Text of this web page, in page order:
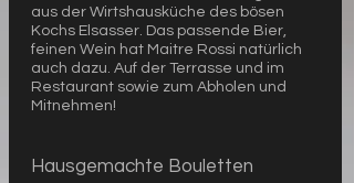
aus der Wirtshausküche des bösen
Kochs Elsasser. Das passende Bier,
feinen Wein hat Maitre Rossi natürlich
auch dazu. Auf der Terrasse und im
Restaurant sowie zum Abholen und
Mitnehmen!
Hausgemachte Bouletten